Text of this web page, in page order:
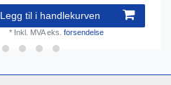
Legg til i handlekurven
* Inkl. MVAeks. forsendelse